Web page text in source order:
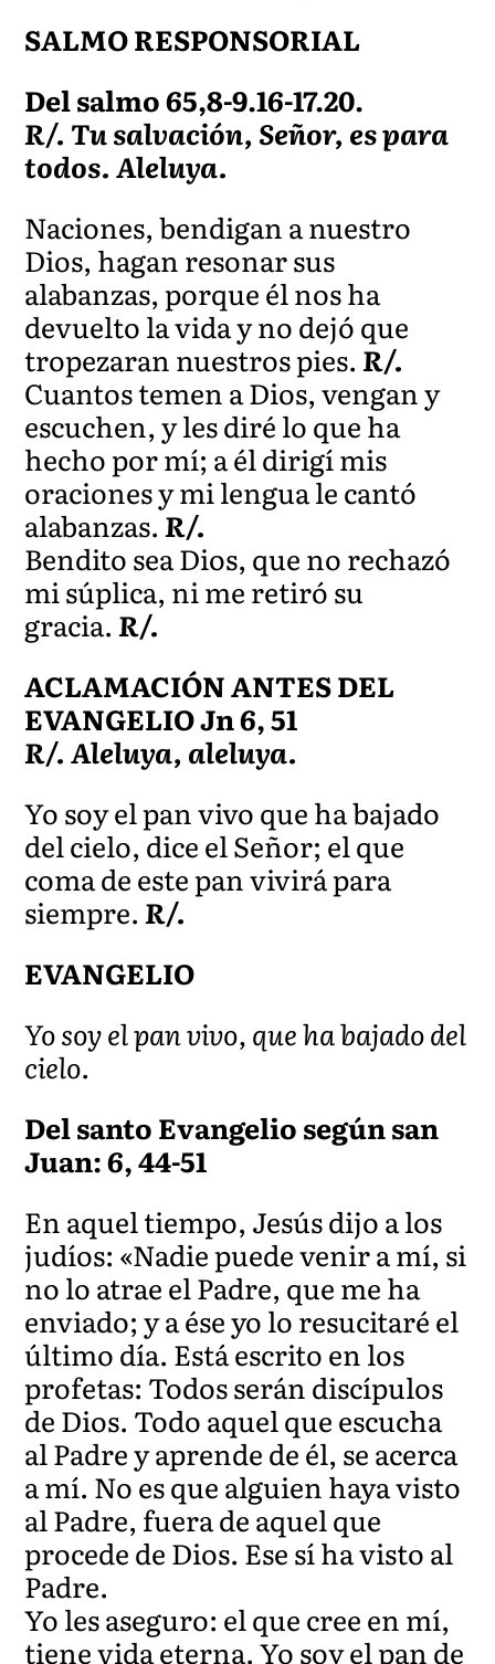
SALMO RESPONSORIAL
Del salmo 65,8-9.16-17.20.
R/. Tu salvación, Señor, es para
todos. Aleluya.
Naciones, bendigan a nuestro
Dios, hagan resonar sus
alabanzas, porque él nos ha
devuelto la vida y no dejó que
tropezaran nuestros pies.R/.
Cuantos temen a Dios, vengan y
escuchen, y les diré lo que ha
hecho por mí; a él dirigí mis
oraciones y mi lengua le cantó
alabanzas.R/.
Bendito sea Dios, que no rechazó
mi súplica, ni me retiró su
gracia.R/.
ACLAMACIÓN ANTES DEL
EVANGELIO Jn 6, 51
R/. Aleluya, aleluya.
Yo soy el pan vivo que ha bajado
del cielo, dice el Señor; el que
coma de este pan vivirá para
siempre.R/.
EVANGELIO
Yo soy el pan vivo, que ha bajado del
cielo.
Del santo Evangelio según san
Juan: 6, 44-51
En aquel tiempo, Jesús dijo a los
judíos: «Nadie puede venir a mí, si
no lo atrae el Padre, que me ha
enviado; y a ése yo lo resucitaré el
último día. Está escrito en los
profetas: Todos serán discípulos
de Dios. Todo aquel que escucha
al Padre y aprende de él, se acerca
a mí. No es que alguien haya visto
al Padre, fuera de aquel que
procede de Dios. Ese sí ha visto al
Padre.
Yo les aseguro: el que cree en mí,
tiene vida eterna. Yo soy el pan de